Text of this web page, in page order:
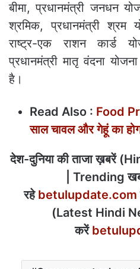
बीमा, प्रधानमंत्री जनधन
श्रमिक, प्रधानमंत्री श्रम
राष्ट्र-एक राशन कार्ड
प्रधानमंत्री मातृ वंदना
है।
Read Also : Food
साल चावल और गेहूं का
देश-दुनिया की ताजा ख़बरें
| Trending
रहे betulupdate.com
(Latest Hindi
करें